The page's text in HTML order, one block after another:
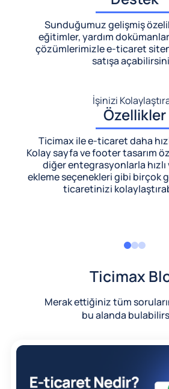
Sunduğumuz gelişmiş
eğitimler, yardım
çözümlerimizlee-ticaret
satışa
İşinizi
Özellikler
Ticimax ile e-ticaret daha
Kolay sayfa ve footer tasarım
diğer entegrasyonlarla
ekleme seçenekleri gibi birçok
ticaretinizi
Ticimax
Merak ettiğiniz tüm
bu alanda